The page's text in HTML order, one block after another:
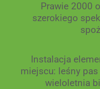
Prawie 2000
szerokiego
Instalacja
miejscu: leśny pas
wieloletnia